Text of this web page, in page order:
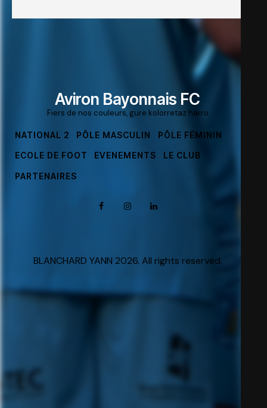
Aviron Bayonnais FC
Fiers de nos couleurs, gure kolorretaz harro
NATIONAL 2 PÔLE MASCULIN PÔLE FÉMININ
ECOLE DE FOOT EVENEMENTS LE CLUB
PARTENAIRES
BLANCHARD YANN 2026. All rights reserved.